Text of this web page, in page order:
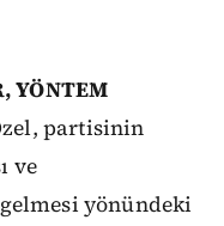
YÖNTEM
partisinin
ve
yönündeki